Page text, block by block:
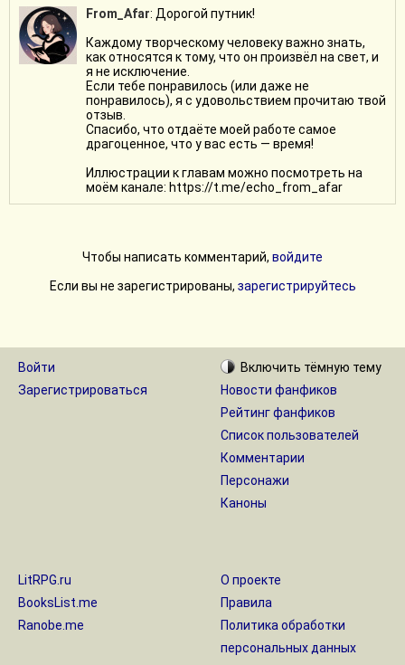
From_Afar: Дорогой путник!
Каждому творческому человеку важно знать,
как относятся к тому, что он произвёл на свет, и
я не исключение.
Если тебе понравилось (или даже не
понравилось), я с удовольствием прочитаю твой
отзыв.
Спасибо, что отдаёте моей работе самое
драгоценное, что у вас есть — время!
Иллюстрации к главам можно посмотреть на
моём канале: https://t.me/echo_from_afar
Чтобы написать комментарий, войдите
Если вы не зарегистрированы, зарегистрируйтесь
Войти
Зарегистрироваться
Включить тёмную тему
Новости фанфиков
Рейтинг фанфиков
Список пользователей
Комментарии
Персонажи
Каноны
LitRPG.ru
BooksList.me
Ranobe.me
О проекте
Правила
Политика обработки
персональных данных